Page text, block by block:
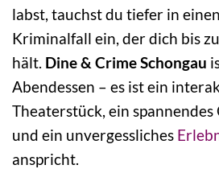
labst, tauchst du tiefer in
Kriminalfall ein, der dich bis
hält. Dine & Crime Schongau
Abendessen – es ist ein
Theaterstück, ein spannendes
und ein unvergessliches
anspricht.